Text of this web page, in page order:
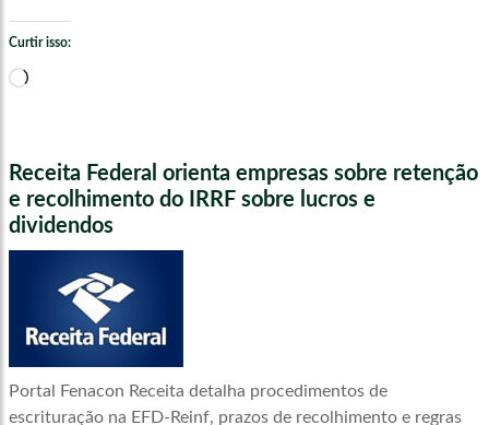
Curtir isso:
Carregando...
Receita Federal orienta empresas sobre retenção
e recolhimento do IRRF sobre lucros e
dividendos
Portal Fenacon Receita detalha procedimentos de
escrituração na EFD-Reinf, prazos de recolhimento e regras